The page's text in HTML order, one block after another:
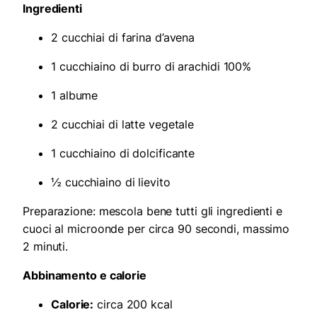
Ingredienti
2 cucchiai di farina d’avena
1 cucchiaino di burro di arachidi 100%
1 albume
2 cucchiai di latte vegetale
1 cucchiaino di dolcificante
½ cucchiaino di lievito
Preparazione: mescola bene tutti gli ingredienti e
cuoci al microonde per circa 90 secondi, massimo
2 minuti.
Abbinamento e calorie
Calorie: circa 200 kcal